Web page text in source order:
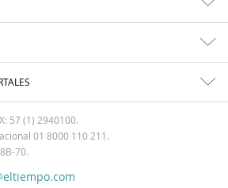
57 (1) 2940100.
01 8000 110 211.
70.